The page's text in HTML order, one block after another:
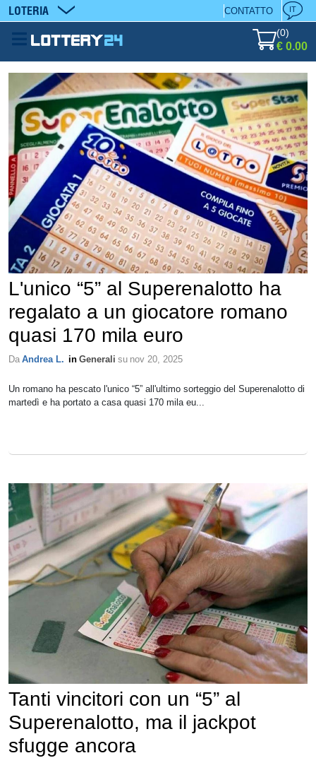
LOTERIA CONTATTO IT
(0)
€ 0.00
L'unico “5” al Superenalotto ha
regalato a un giocatore romano
quasi 170 mila euro
Da Andrea L. in Generali su nov 20, 2025
Un romano ha pescato l'unico “5” all'ultimo sorteggio del Superenalotto di
martedì e ha portato a casa quasi 170 mila eu...
Tanti vincitori con un “5” al
Superenalotto, ma il jackpot
sfugge ancora